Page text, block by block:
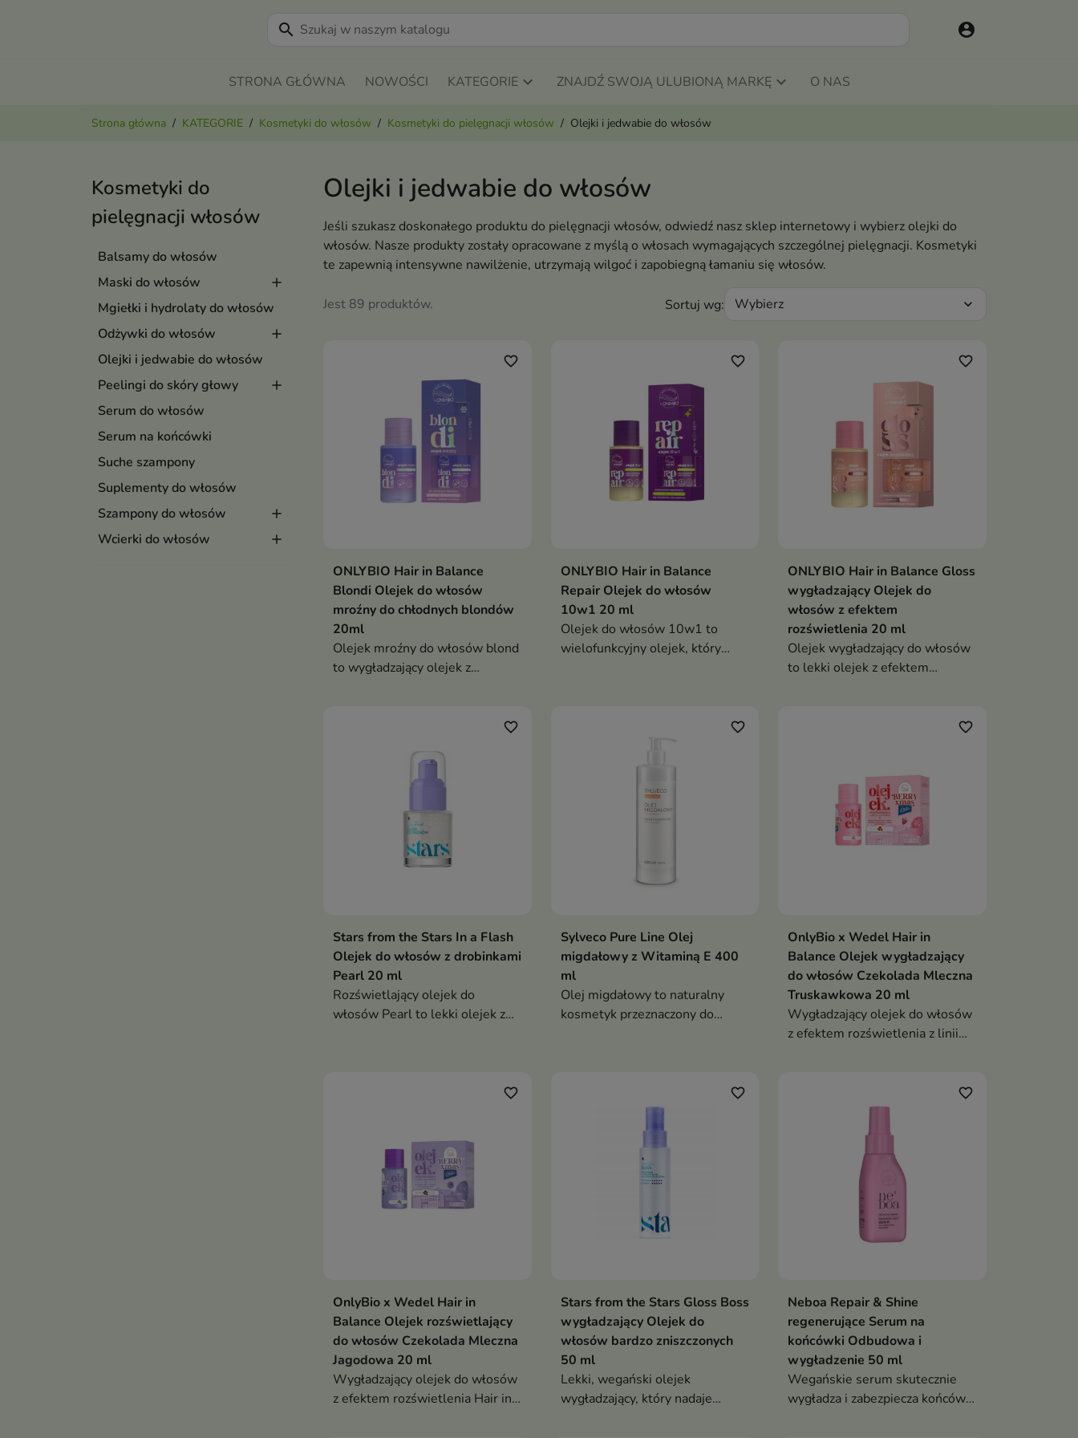
search account_circle
STRONA GŁÓWNA NOWOŚCI KATEGORIE ZNAJDŹ SWOJĄ ULUBIONĄ MARKĘ O NAS
Strona główna KATEGORIE Kosmetyki do włosów Kosmetyki do pielęgnacji włosów Olejki i jedwabie do włosów
Kosmetyki do
pielęgnacji włosów
Balsamy do włosów
Maski do włosów
Mgiełki i hydrolaty do włosów
Odżywki do włosów
Olejki i jedwabie do włosów
Peelingi do skóry głowy
Serum do włosów
Serum na końcówki
Suche szampony
Suplementy do włosów
Szampony do włosów
Wcierki do włosów
Olejki i jedwabie do włosów
Jeśli szukasz doskonałego produktu do pielęgnacji włosów, odwiedź nasz sklep internetowy i wybierz olejki do
włosów. Nasze produkty zostały opracowane z myślą o włosach wymagających szczególnej pielęgnacji. Kosmetyki
te zapewnią intensywne nawilżenie, utrzymają wilgoć i zapobiegną łamaniu się włosów.
Jest 89 produktów. Sortuj wg: Wybierz expand_more
favorite_border
ONLYBIO Hair in Balance
Blondi Olejek do włosów
mroźny do chłodnych blondów
20ml
Olejek mroźny do włosów blond
to wygładzający olejek z
blask i efekt tafli włosom blond
favorite_border
ONLYBIO Hair in Balance
Repair Olejek do włosów
10w1 20 ml
Olejek do włosów 10w1 to
wielofunkcyjny olejek, który
favorite_border
ONLYBIO Hair in Balance Gloss
wygładzający Olejek do
włosów z efektem
rozświetlenia 20 ml
Olejek wygładzający do włosów
to lekki olejek z efektem
favorite_border
Stars from the Stars In a Flash
Olejek do włosów z drobinkami
Pearl 20 ml
Rozświetlający olejek do
włosów Pearl to lekki olejek z
favorite_border
Sylveco Pure Line Olej
migdałowy z Witaminą E 400
ml
Olej migdałowy to naturalny
kosmetyk przeznaczony do
regenerację skóry
favorite_border
OnlyBio x Wedel Hair in
Balance Olejek wygładzający
do włosów Czekolada Mleczna
Truskawkowa 20 ml
Wygładzający olejek do włosów
z efektem rozświetlenia z linii
Truskawkowa E.Wedel, idealny
dla suchych i matowych
favorite_border
OnlyBio x Wedel Hair in
Balance Olejek rozświetlający
do włosów Czekolada Mleczna
Jagodowa 20 ml
Wygładzający olejek do włosów
z efektem rozświetlenia Hair in
favorite_border
Stars from the Stars Gloss Boss
wygładzający Olejek do
włosów bardzo zniszczonych
50 ml
Lekki, wegański olejek
wygładzający, który nadaje
favorite_border
Neboa Repair & Shine
regenerujące Serum na
końcówki Odbudowa i
wygładzenie 50 ml
Wegańskie serum skutecznie
wygładza i zabezpiecza końcówki